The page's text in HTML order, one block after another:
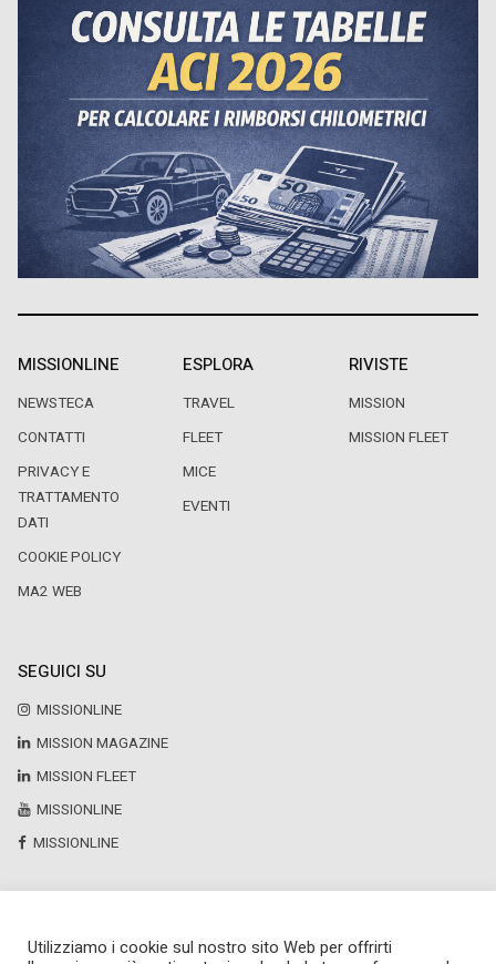
MISSIONLINE
NEWSTECA
CONTATTI
PRIVACY E
TRATTAMENTO
DATI
COOKIE POLICY
MA2 WEB
ESPLORA
TRAVEL
FLEET
MICE
EVENTI
RIVISTE
MISSION
MISSION FLEET
SEGUICI SU
MISSIONLINE
MISSION MAGAZINE
MISSION FLEET
MISSIONLINE
MISSIONLINE
Copyright © 2025 by Newsteca
Utilizziamo i cookie sul nostro sito Web per offrirti